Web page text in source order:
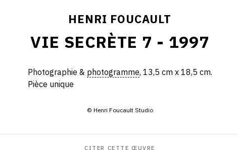
HENRI FOUCAULT
VIE SECRÈTE 7 - 1997
Photographie & photogramme, 13,5 cm x 18,5 cm.
Pièce unique
© Henri Foucault Studio
CITER CETTE ŒUVRE